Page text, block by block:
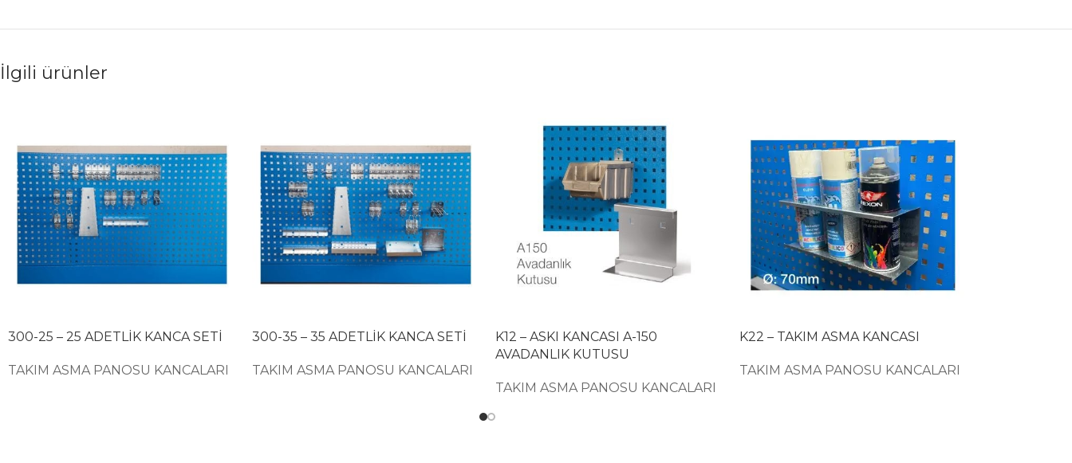
İlgili ürünler
300-25 – 25 ADETLİK KANCA SETİ
TAKIM ASMA PANOSU KANCALARI
300-35 – 35 ADETLİK KANCA SETİ
TAKIM ASMA PANOSU KANCALARI
K12 – ASKI KANCASI A-150
AVADANLIK KUTUSU
TAKIM ASMA PANOSU KANCALARI
K22 – TAKIM ASMA KANCASI
TAKIM ASMA PANOSU KANCALARI